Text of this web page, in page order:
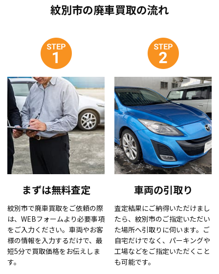
紋別市の廃車買取の流れ
まずは無料査定
紋別市で廃車買取をご依頼の際
は、WEBフォームより必要事項
をご入力ください。車両やお客
様の情報を入力するだけで、最
短5分で買取価格をお伝えしま
す。
車両の引取り
査定結果にご納得いただけまし
たら、紋別市のご指定いただい
た場所へ引取りに伺います。ご
自宅だけでなく、パーキングや
工場などをご指定いただくこと
も可能です。